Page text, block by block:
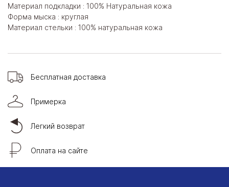
Материал подкладки : 100% Натуральная кожа
Форма мыска : круглая
Материал стельки : 100% натуральная кожа
Бесплатная доставка
Примерка
Легкий возврат
Оплата на сайте